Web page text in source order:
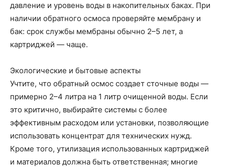
давление и уровень воды в накопительных баках. При
наличии обратного осмоса проверяйте мембрану и
бак: срок службы мембраны обычно 2–5 лет, а
картриджей — чаще.
Экологические и бытовые аспекты
Учтите, что обратный осмос создает сточные воды —
примерно 2–4 литра на 1 литр очищенной воды. Если
это критично, выбирайте системы с более
эффективным расходом или установки, позволяющие
использовать концентрат для технических нужд.
Кроме того, утилизация использованных картриджей
и материалов должна быть ответственная; многие